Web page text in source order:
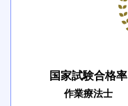
国家試験合格率
作業療法士